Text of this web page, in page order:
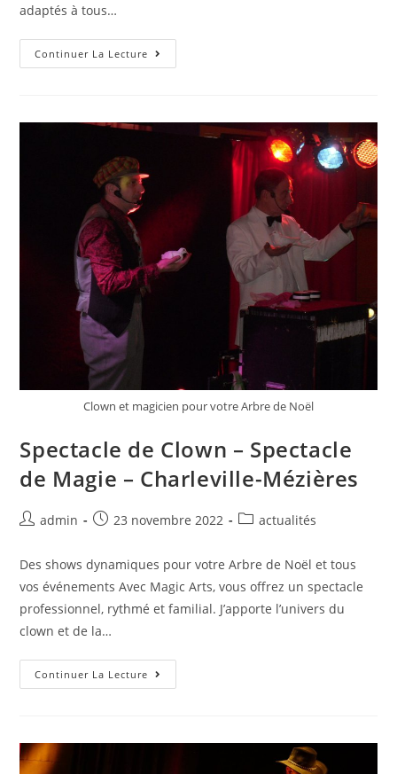
adaptés à tous…
Continuer La Lecture
Clown et magicien pour votre Arbre de Noël
Spectacle de Clown – Spectacle
de Magie – Charleville-Mézières
admin 23 novembre 2022 actualités
Des shows dynamiques pour votre Arbre de Noël et tous
vos événements Avec Magic Arts, vous offrez un spectacle
professionnel, rythmé et familial. J’apporte l’univers du
clown et de la…
Continuer La Lecture